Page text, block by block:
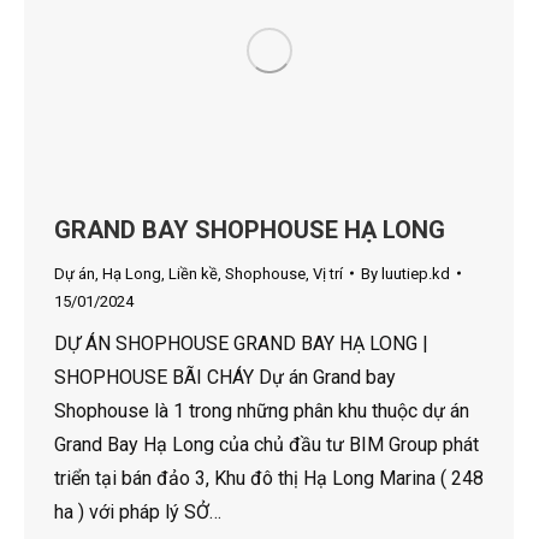
GRAND BAY SHOPHOUSE HẠ LONG
Dự án Hạ Long Liền kề Shophouse Vị trí By luutiep.kd
15/01/2024
DỰ ÁN SHOPHOUSE GRAND BAY HẠ LONG |
SHOPHOUSE BÃI CHÁY Dự án Grand bay
Shophouse là 1 trong những phân khu thuộc dự án
Grand Bay Hạ Long của chủ đầu tư BIM Group phát
triển tại bán đảo 3, Khu đô thị Hạ Long Marina ( 248
ha ) với pháp lý SỞ…